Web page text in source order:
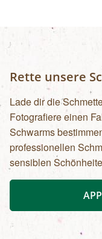
Rette unsere
Lade dir die
Fotografiere einen
Schwarms
professionellen
sensiblen